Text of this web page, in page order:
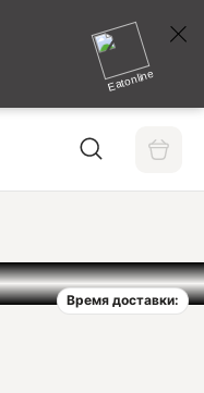
Eatonline
Время доставки: